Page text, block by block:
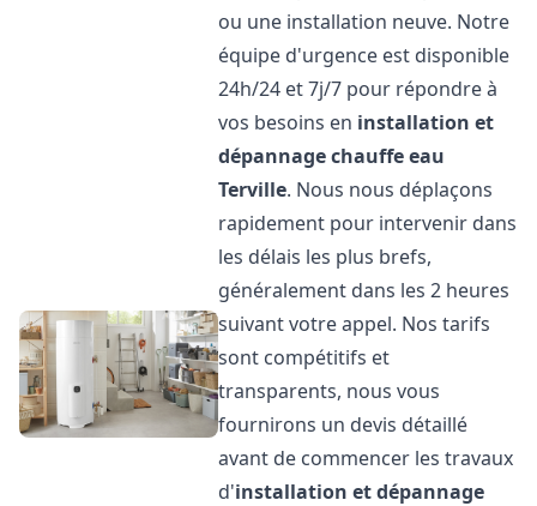
ou une installation neuve. Notre
équipe d'urgence est disponible
24h/24 et 7j/7 pour répondre à
vos besoins en installation et
dépannage chauffe eau
Terville. Nous nous déplaçons
rapidement pour intervenir dans
les délais les plus brefs,
généralement dans les 2 heures
suivant votre appel. Nos tarifs
sont compétitifs et
transparents, nous vous
fournirons un devis détaillé
avant de commencer les travaux
d'installation et dépannage